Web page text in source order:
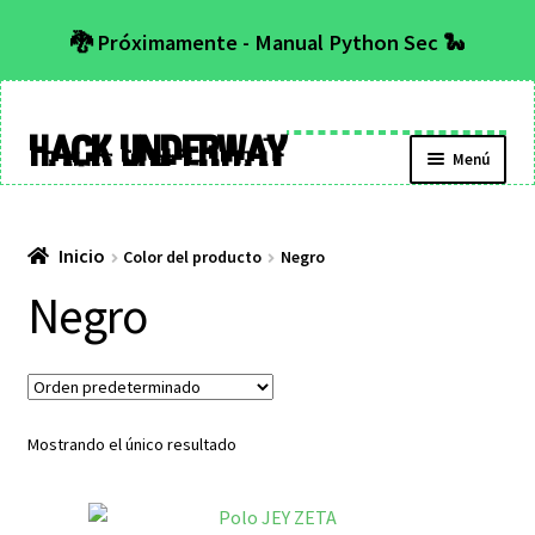
🐉 Próximamente - Manual Python Sec 🐍
Hack Underway Menú
Inicio Color del producto Negro
Negro
Mostrando el único resultado